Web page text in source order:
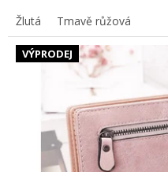
Žlutá
Tmavě růžová
VÝPRODEJ